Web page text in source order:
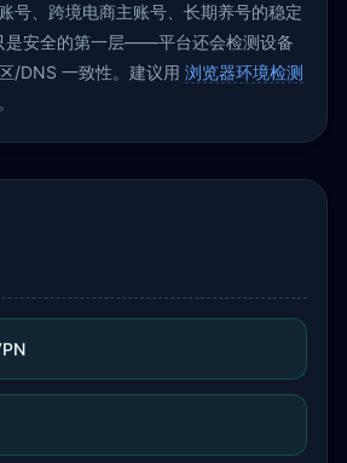
号、跨境电商主账号、长期养号的稳定
是安全的第一层——平台还会检测设备
/DNS 一致性。建议用 浏览器环境检测